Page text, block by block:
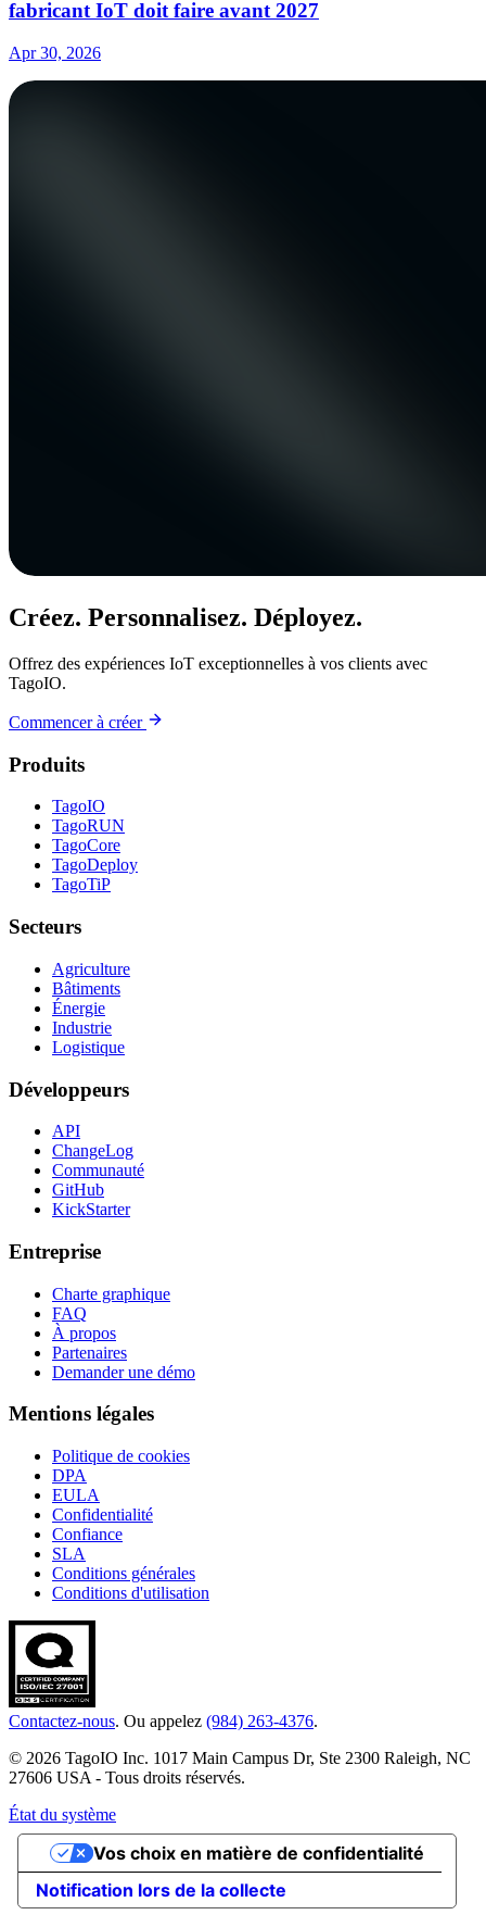
fabricant IoT doit faire avant 2027
Apr 30, 2026
Créez. Personnalisez. Déployez.
Offrez des expériences IoT exceptionnelles à vos clients avec
TagoIO.
Commencer à créer
Produits
TagoIO
TagoRUN
TagoCore
TagoDeploy
TagoTiP
Secteurs
Agriculture
Bâtiments
Énergie
Industrie
Logistique
Développeurs
API
ChangeLog
Communauté
GitHub
KickStarter
Entreprise
Charte graphique
FAQ
À propos
Partenaires
Demander une démo
Mentions légales
Politique de cookies
DPA
EULA
Confidentialité
Confiance
SLA
Conditions générales
Conditions d'utilisation
Contactez-nous. Ou appelez (984) 263-4376.
© 2026 TagoIO Inc. 1017 Main Campus Dr, Ste 2300 Raleigh, NC
27606 USA - Tous droits réservés.
État du système
Notification lors de la collecte
Vos choix en matière de confidentialité